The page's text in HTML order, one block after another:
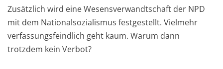
Zusätzlich wird eine Wesensverwandtschaft der NPD
mit dem Nationalsozialismus festgestellt. Vielmehr
verfassungsfeindlich geht kaum. Warum dann
trotzdem kein Verbot?